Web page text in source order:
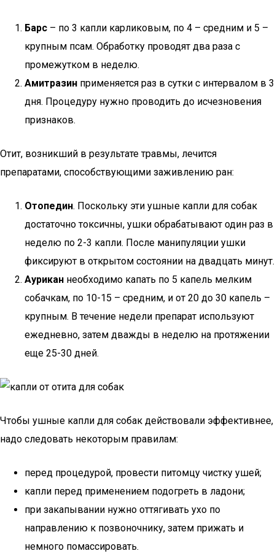
Барс – по 3 капли карликовым, по 4 – средним и 5 –
крупным псам. Обработку проводят два раза с
промежутком в неделю.
Амитразин применяется раз в сутки с интервалом в 3
дня. Процедуру нужно проводить до исчезновения
признаков.
Отит, возникший в результате травмы, лечится
препаратами, способствующими заживлению ран:
Отопедин. Поскольку эти ушные капли для собак
достаточно токсичны, ушки обрабатывают один раз в
неделю по 2-3 капли. После манипуляции ушки
фиксируют в открытом состоянии на двадцать минут.
Аурикан необходимо капать по 5 капель мелким
собачкам, по 10-15 – средним, и от 20 до 30 капель –
крупным. В течение недели препарат используют
ежедневно, затем дважды в неделю на протяжении
еще 25-30 дней.
Чтобы ушные капли для собак действовали эффективнее,
надо следовать некоторым правилам:
перед процедурой, провести питомцу чистку ушей;
капли перед применением подогреть в ладони;
при закапывании нужно оттягивать ухо по
направлению к позвоночнику, затем прижать и
немного помассировать.